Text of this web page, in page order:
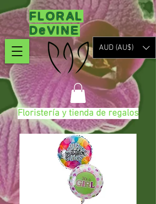
FLORAL
DeVINE
AUD (AU$)
Floristería y tienda de regalos